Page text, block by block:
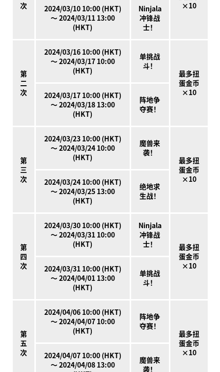
通知
在线说明书
次
×10
2024/03/10 10:00 (HKT)
～ 2024/03/11 13:00
(HKT)
Ninjala
冲锋战
士！
第
二
次
2024/03/16 10:00 (HKT)
～ 2024/03/17 10:00
(HKT)
单挑战
斗！
最多扭
蛋金币
×10
2024/03/17 10:00 (HKT)
～ 2024/03/18 13:00
(HKT)
阵地争
夺赛！
第
三
次
2024/03/23 10:00 (HKT)
～ 2024/03/24 10:00
(HKT)
魔兽来
袭！
最多扭
蛋金币
×10
2024/03/24 10:00 (HKT)
～ 2024/03/25 13:00
(HKT)
绝地求
生战！
第
四
次
2024/03/30 10:00 (HKT)
～ 2024/03/31 10:00
(HKT)
Ninjala
冲锋战
士！
最多扭
蛋金币
×10
2024/03/31 10:00 (HKT)
～ 2024/04/01 13:00
(HKT)
单挑战
斗！
第
五
次
2024/04/06 10:00 (HKT)
～ 2024/04/07 10:00
(HKT)
阵地争
夺赛！
最多扭
蛋金币
×10
2024/04/07 10:00 (HKT)
～ 2024/04/08 13:00
魔兽来
袭！